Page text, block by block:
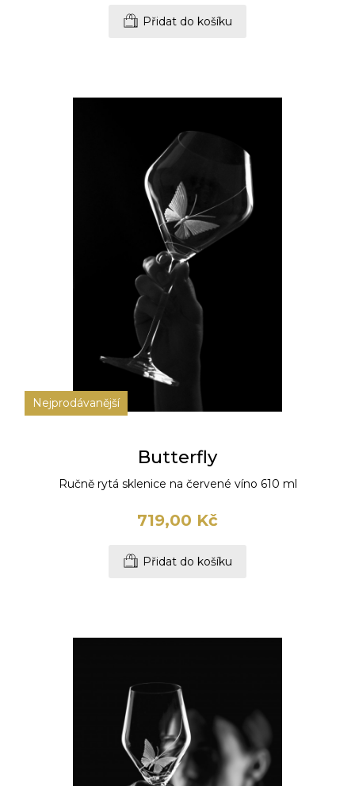
Přidat do košíku
Nejprodávanější
Butterfly
Ručně rytá sklenice na červené víno 610 ml
719,00 Kč
Přidat do košíku